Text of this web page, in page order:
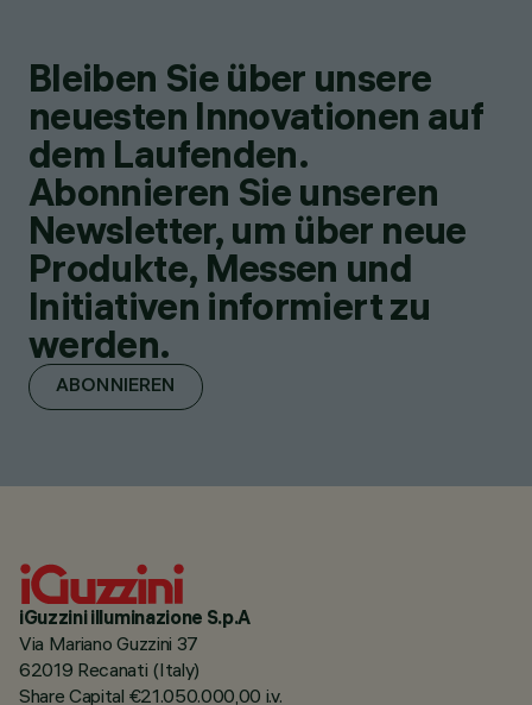
Bleiben Sie über unsere
neuesten Innovationen auf
dem Laufenden.
Abonnieren Sie unseren
Newsletter, um über neue
Produkte, Messen und
Initiativen informiert zu
werden.
ABONNIEREN
iGuzzini illuminazione S.p.A
Via Mariano Guzzini 37
62019 Recanati (Italy)
Share Capital €21.050.000,00 i.v.